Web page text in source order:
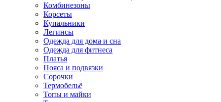
Комбинезоны
Корсеты
Купальники
Легинсы
Одежда для дома и сна
Одежда для фитнеса
Платья
Пояса и подвязки
Сорочки
Термобельё
Топы и майки